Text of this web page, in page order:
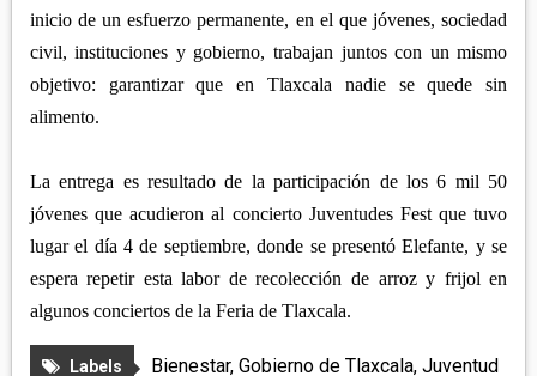
inicio de un esfuerzo permanente, en el que jóvenes, sociedad
civil, instituciones y gobierno, trabajan juntos con un mismo
objetivo: garantizar que en Tlaxcala nadie se quede sin
alimento.
La entrega es resultado de la participación de los 6 mil 50
jóvenes que acudieron al concierto Juventudes Fest que tuvo
lugar el día 4 de septiembre, donde se presentó Elefante, y se
espera repetir esta labor de recolección de arroz y frijol en
algunos conciertos de la Feria de Tlaxcala.
Labels Bienestar, Gobierno de Tlaxcala, Juventud